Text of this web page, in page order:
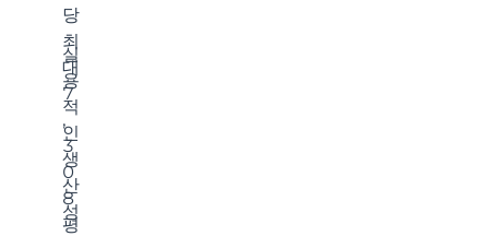
실
용
적
인
생
산
성
당
최
대
7
,
3
0
8
평